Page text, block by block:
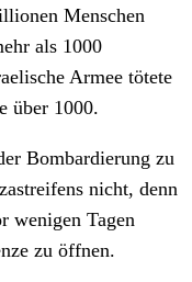
Menschen
als 1000
Armee tötete
über 1000.
Bombardierung zu
nicht, denn
wenigen Tagen
zu öffnen.